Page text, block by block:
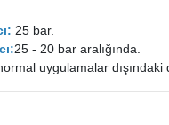
25 bar.
25 - 20 bar aralığında.
uygulamalar dışındaki